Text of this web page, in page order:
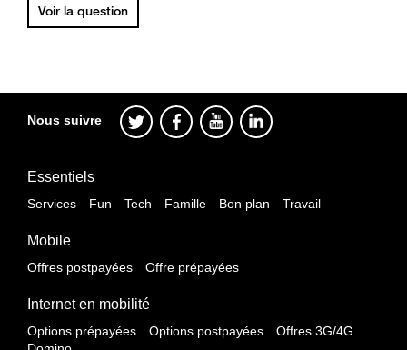
Voir la question
Nous suivre
Essentiels
Services Fun Tech Famille Bon plan Travail
Mobile
Offres postpayées Offre prépayées
Internet en mobilité
Options prépayées Options postpayées
Offres 3G/4G